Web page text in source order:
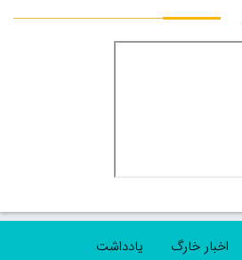
اخبار خارگ یادداشت